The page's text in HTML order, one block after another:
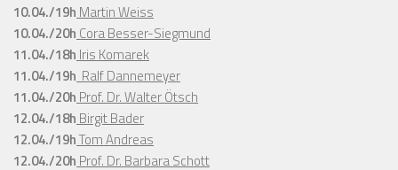
10.04./19h Martin Weiss
10.04./20h Cora Besser-Siegmund
11.04./18h Iris Komarek
11.04./19h Ralf Dannemeyer
11.04./20h Prof. Dr. Walter Ötsch
12.04./18h Birgit Bader
12.04./19hTom Andreas
12.04./20h Prof. Dr. Barbara Schott